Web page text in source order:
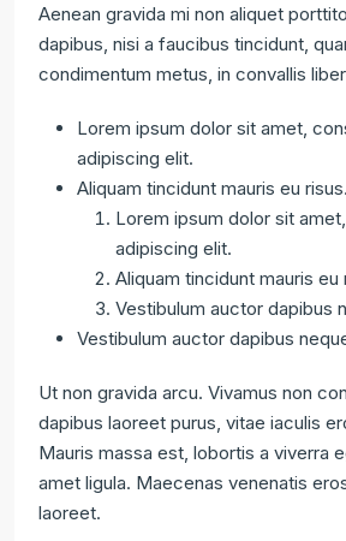
Aenean gravida mi non aliquet
dapibus, nisi a faucibus tincidunt,
condimentum metus, in convallis
Lorem ipsum dolor sit amet,
adipiscing elit.
Aliquam tincidunt mauris eu risus.
Lorem ipsum dolor sit
adipiscing elit.
Aliquam tincidunt mauris eu
Vestibulum auctor dapibus
Vestibulum auctor dapibus
Ut non gravida arcu. Vivamus non
dapibus laoreet purus, vitae iaculis
Mauris massa est, lobortis a viverra
amet ligula. Maecenas venenatis
laoreet.